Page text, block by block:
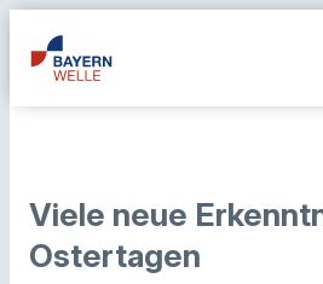
Viele neue
Ostertagen